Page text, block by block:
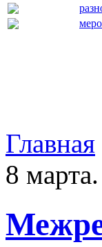
Главная
8 марта.